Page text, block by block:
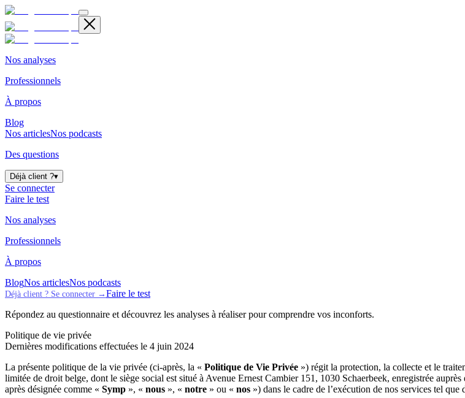
Nos analyses
Professionnels
À propos
Blog
Nos articlesNos podcasts
Des questions
Déjà client ?▾
Se connecter
Faire le test
Nos analyses
Professionnels
À propos
BlogNos articlesNos podcasts
Déjà client ? Se connecter → Faire le test
Répondez au questionnaire et découvrez les analyses à réaliser pour comprendre vos inconforts.
Politique de vie privée
Dernières modifications effectuées le 4 juin 2024
La présente politique de la vie privée (ci-après, la « Politique de Vie Privée ») régit la protection, la collecte et le
limitée de droit belge, dont le siège social est situé à Avenue Ernest Cambier 151, 1030 Schaerbeek, enregistrée
après désignée comme « Symp », « nous », « notre » ou « nos ») dans le cadre de l’exécution de nos services tel